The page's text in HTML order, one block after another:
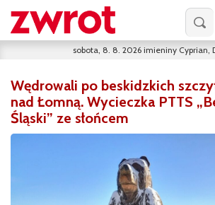
sobota, 8. 8. 2026 imieniny Cyprian,
Wędrowali po beskidzkich
nad Łomną. Wycieczka PTTS
Śląski” ze słońcem